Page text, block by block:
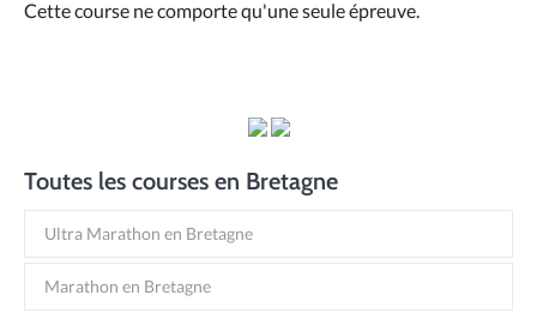
Cette course ne comporte qu'une seule épreuve.
Toutes les courses en Bretagne
Ultra Marathon en Bretagne
Marathon en Bretagne